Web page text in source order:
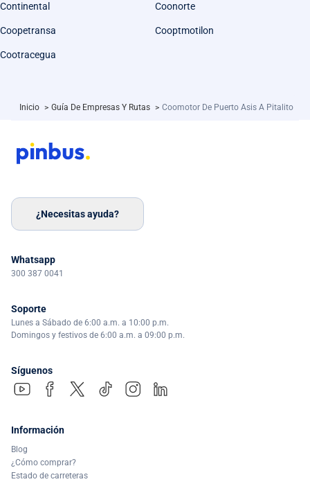
Continental Coonorte
Coopetransa Cooptmotilon
Cootracegua
Inicio > Guía De Empresas Y Rutas > Coomotor De Puerto Asis A Pitalito
¿Necesitas ayuda?
Whatsapp
300 387 0041
Soporte
Lunes a Sábado de 6:00 a.m. a 10:00 p.m.
Domingos y festivos de 6:00 a.m. a 09:00 p.m.
Síguenos
Información
Blog
¿Cómo comprar?
Estado de carreteras